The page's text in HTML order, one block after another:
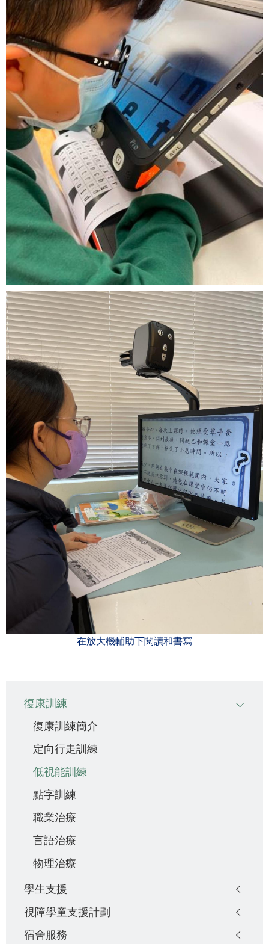
在放大機輔助下閱讀和書寫
navigation
復康訓練
復康訓練簡介
定向行走訓練
低視能訓練
點字訓練
職業治療
言語治療
物理治療
學生支援
視障學童支援計劃
宿舍服務